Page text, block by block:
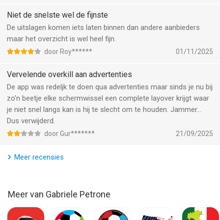
Nieuw in deze versie zijn de actuele scores van live-
uitgezonden divisie- en bekerwedstrijden. Dit betekent altijd
toegang
tot de meest recente tussenstanden en als eerste de
eindscores van live wedstrijden, maar ook een overzicht van
betrekking tot overtredingen voor alle wedstrijden binnen de
Premier League, Serie A, Bundesliga, Primera Division, Ligue 1,
Eredivisie (voetbal uitslagen Ajax, PSV, Feyenoord) en KNVB
Cup, WK 2026, Ekstra Bladet Cup, Eliteserien, Forza NM Cupen,
Allsvenskan, Veikkausliiga, Ykkonen, Super League, Super Lig,
Russian 1. Division, Copa Sudamericana, Argentina Apertura,
Champions League en de Persian Gulf League.
& contractverlengingen
--
Niet de snelste wel de fijnste
De uitslagen komen iets laten binnen dan andere aanbieders
maar het overzicht is wel heel fijn.
door Roy****** 01/11/2025
Vervelende overkill aan advertenties
De app was redeljk te doen qua advertenties maar sinds je nu bij
zo’n beetje elke schermwissel een complete layover krijgt waar
je niet snel langs kan is hij te slecht om te houden. Jammer…
Dus verwijderd.
door Gur******* 21/09/2025
Meer recensies
Meer van Gabriele Petrone